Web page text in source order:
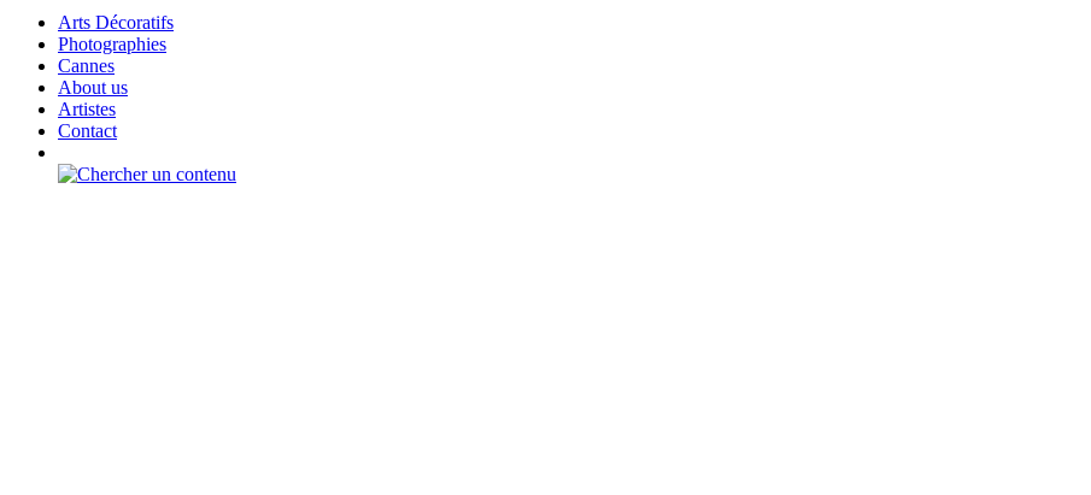
Arts Décoratifs
Photographies
Cannes
About us
Artistes
Contact